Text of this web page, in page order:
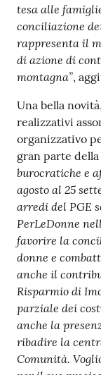
tesa alle
conciliazione
rappresenta il
di azione di
montagna”,
Una bella
realizzativi
organizzativo
gran parte
burocratiche e
agosto al 25
arredi del PGE
PerLeDonne
favorire la
donne e
anche il
Risparmio di
parziale dei
anche la
ribadire la
Comunità.